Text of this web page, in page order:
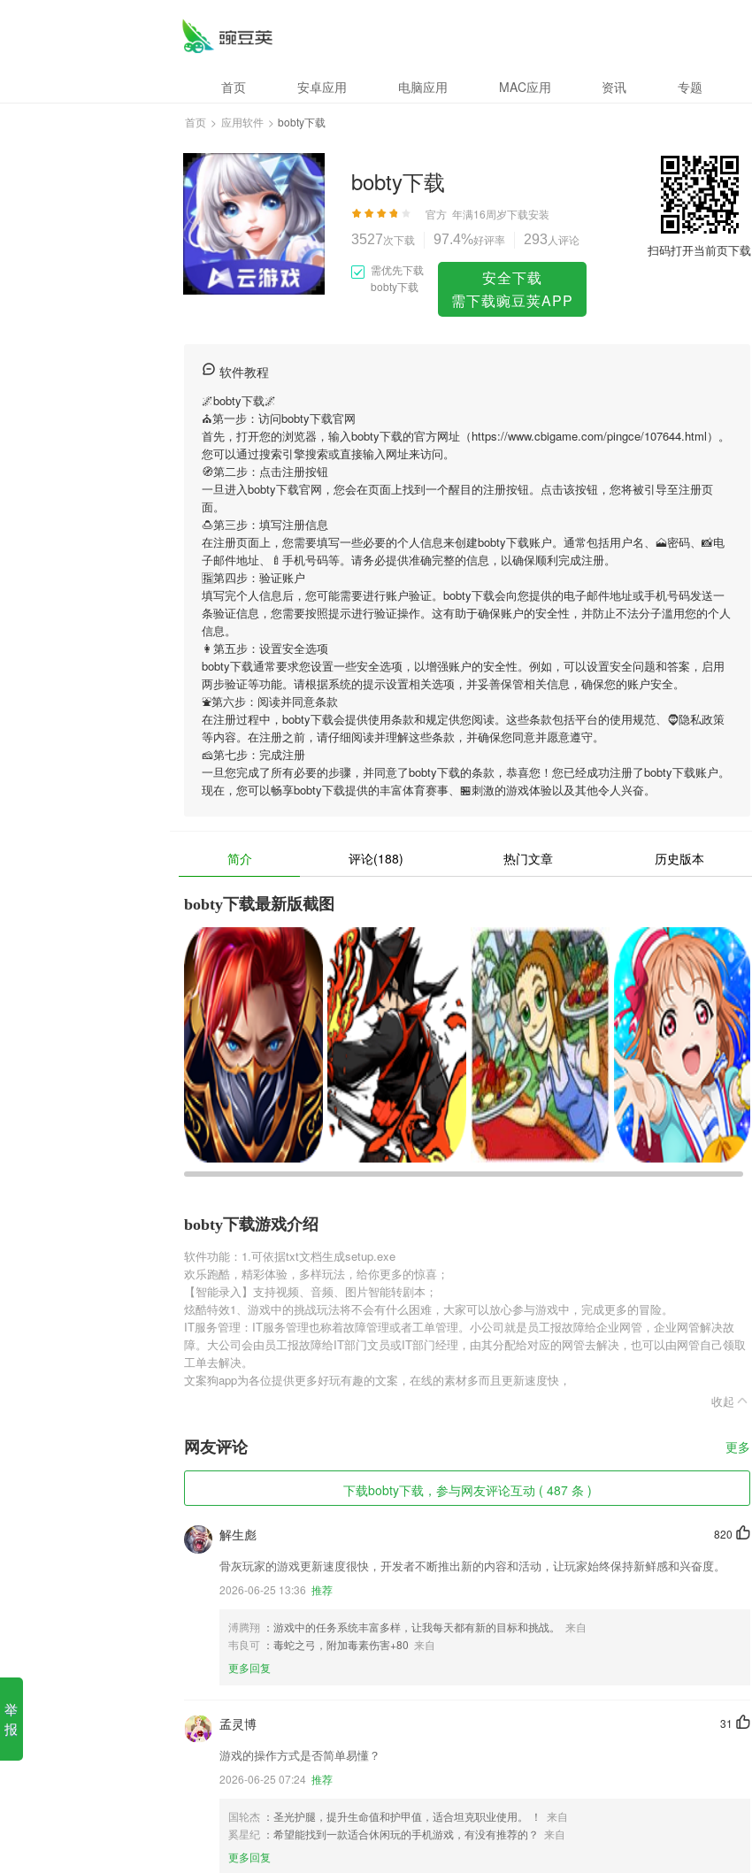
首页 安卓应用 电脑应用 MAC应用 资讯 专题
首页 > 应用软件 > bobty下载
bobty下载
官方 年满16周岁下载安装
3527次下载 97.4%好评率 293 人评论
需优先下载
bobty下载
安全下载
需下载豌豆荚APP
扫码打开当前页下载
软件教程
🌌bobty下载🌌
⛪第一步：访问bobty下载官网
首先，打开您的浏览器，输入bobty下载的官方网址（https://www.cbigame.com/pingce/107644.html）。
您可以通过搜索引擎搜索或直接输入网址来访问。
🧭第二步：点击注册按钮
一旦进入bobty下载官网，您会在页面上找到一个醒目的注册按钮。点击该按钮，您将被引导至注册页
面。
🍮第三步：填写注册信息
在注册页面上，您需要填写一些必要的个人信息来创建bobty下载账户。通常包括用户名、🗻密码、📸电
子邮件地址、🍼手机号码等。请务必提供准确完整的信息，以确保顺利完成注册。
🈯第四步：验证账户
填写完个人信息后，您可能需要进行账户验证。bobty下载会向您提供的电子邮件地址或手机号码发送一
条验证信息，您需要按照提示进行验证操作。这有助于确保账户的安全性，并防止不法分子滥用您的个人
信息。
👩第五步：设置安全选项
bobty下载通常要求您设置一些安全选项，以增强账户的安全性。例如，可以设置安全问题和答案，启用
两步验证等功能。请根据系统的提示设置相关选项，并妥善保管相关信息，确保您的账户安全。
⛲第六步：阅读并同意条款
在注册过程中，bobty下载会提供使用条款和规定供您阅读。这些条款包括平台的使用规范、🧔隐私政策
等内容。在注册之前，请仔细阅读并理解这些条款，并确保您同意并愿意遵守。
🧀第七步：完成注册
一旦您完成了所有必要的步骤，并同意了bobty下载的条款，恭喜您！您已经成功注册了bobty下载账户。
现在，您可以畅享bobty下载提供的丰富体育赛事、🏪刺激的游戏体验以及其他令人兴奋。
简介 评论(188) 热门文章 历史版本
bobty下载最新版截图
bobty下载游戏介绍
软件功能：1.可依据txt文档生成setup.exe
欢乐跑酷，精彩体验，多样玩法，给你更多的惊喜；
【智能录入】支持视频、音频、图片智能转剧本；
炫酷特效1、游戏中的挑战玩法将不会有什么困难，大家可以放心参与游戏中，完成更多的冒险。
IT服务管理：IT服务管理也称着故障管理或者工单管理。小公司就是员工报故障给企业网管，企业网管解决故
障。大公司会由员工报故障给IT部门文员或IT部门经理，由其分配给对应的网管去解决，也可以由网管自己领取
工单去解决。
文案狗app为各位提供更多好玩有趣的文案，在线的素材多而且更新速度快，
收起
网友评论 更多
下载bobty下载，参与网友评论互动 ( 487 条 )
820
解生彪
骨灰玩家的游戏更新速度很快，开发者不断推出新的内容和活动，让玩家始终保持新鲜感和兴奋度。
2026-06-25 13:36 推荐
溥腾翔 ：游戏中的任务系统丰富多样，让我每天都有新的目标和挑战。
来自
韦良可 ：毒蛇之弓，附加毒素伤害+80 来自
更多回复
31
孟灵博
游戏的操作方式是否简单易懂？
2026-06-25 07:24 推荐
国轮杰 ：圣光护腿，提升生命值和护甲值，适合坦克职业使用。 ！
来自
奚星纪 ：希望能找到一款适合休闲玩的手机游戏，有没有推荐的？ 来自
更多回复
举
报